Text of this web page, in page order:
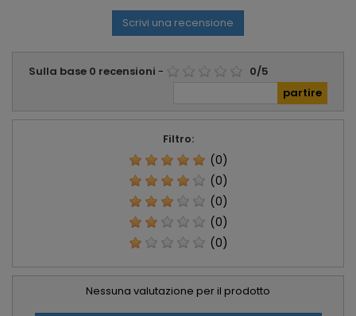
Scrivi una recensione
Sulla base 0 recensioni - 0/5
Filtro:
(0)
(0)
(0)
(0)
(0)
Nessuna valutazione per il prodotto